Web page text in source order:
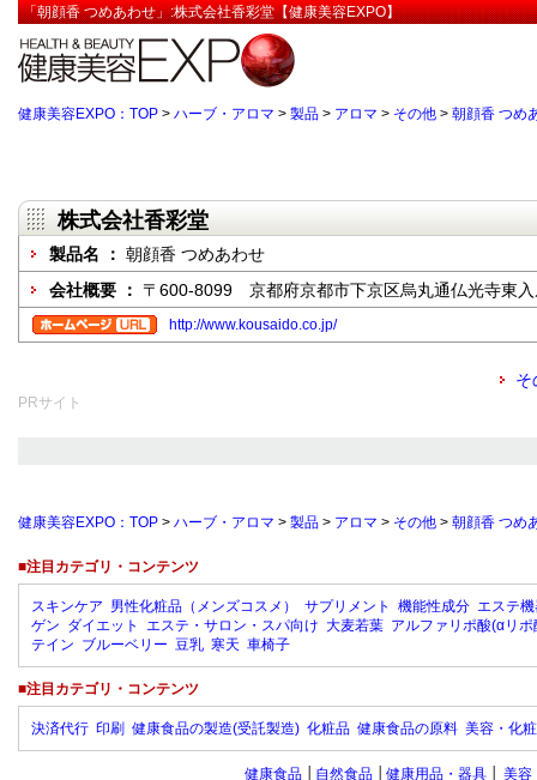
「朝顔香 つめあわせ」:株式会社香彩堂【健康美容EXPO】
健康美容EXPO：TOP > ハーブ・アロマ > 製品 > アロマ > その他 > 朝顔香 つめ
株式会社香彩堂
製品名 ： 朝顔香 つめあわせ
会社概要 ： 〒600-8099 京都府京都市下京区烏丸通仏光寺東
http://www.kousaido.co.jp/
そ
PRサイト
健康美容EXPO：TOP > ハーブ・アロマ > 製品 > アロマ > その他 > 朝顔香 つめ
■注目カテゴリ・コンテンツ
スキンケア 男性化粧品（メンズコスメ） サプリメント 機能性成分 エステ
ゲン ダイエット エステ・サロン・スパ向け 大麦若葉 アルファリポ酸(αリポ
テイン ブルーベリー 豆乳 寒天 車椅子
■注目カテゴリ・コンテンツ
決済代行 印刷 健康食品の製造(受託製造) 化粧品 健康食品の原料 美容・化
健康食品 自然食品 健康用品・器具 美容